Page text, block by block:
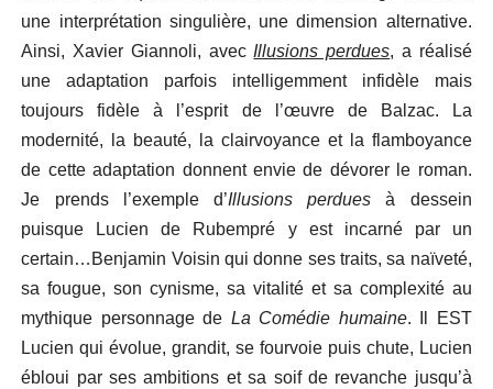
une interprétation singulière, une dimension alternative.
Ainsi, Xavier Giannoli, avec Illusions perdues, a réalisé
une adaptation parfois intelligemment infidèle mais
toujours fidèle à l’esprit de l’œuvre de Balzac. La
modernité, la beauté, la clairvoyance et la flamboyance
de cette adaptation donnent envie de dévorer le roman.
Je prends l’exemple d’Illusions perdues à dessein
puisque Lucien de Rubempré y est incarné par un
certain…Benjamin Voisin qui donne ses traits, sa naïveté,
sa fougue, son cynisme, sa vitalité et sa complexité au
mythique personnage de La Comédie humaine. Il EST
Lucien qui évolue, grandit, se fourvoie puis chute, Lucien
ébloui par ses ambitions et sa soif de revanche jusqu’à